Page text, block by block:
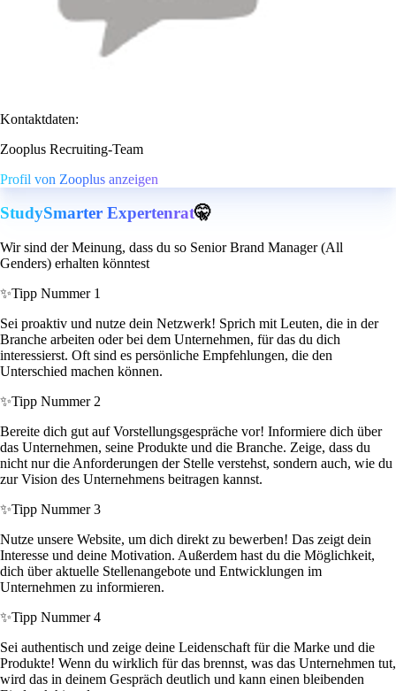
Kontaktdaten:
Zooplus Recruiting-Team
Profil von Zooplus anzeigen
StudySmarter Expertenrat🤫
Wir sind der Meinung, dass du so Senior Brand Manager (All
Genders) erhalten könntest
✨Tipp Nummer 1
Sei proaktiv und nutze dein Netzwerk! Sprich mit Leuten, die in der
Branche arbeiten oder bei dem Unternehmen, für das du dich
interessierst. Oft sind es persönliche Empfehlungen, die den
Unterschied machen können.
✨Tipp Nummer 2
Bereite dich gut auf Vorstellungsgespräche vor! Informiere dich über
das Unternehmen, seine Produkte und die Branche. Zeige, dass du
nicht nur die Anforderungen der Stelle verstehst, sondern auch, wie du
zur Vision des Unternehmens beitragen kannst.
✨Tipp Nummer 3
Nutze unsere Website, um dich direkt zu bewerben! Das zeigt dein
Interesse und deine Motivation. Außerdem hast du die Möglichkeit,
dich über aktuelle Stellenangebote und Entwicklungen im
Unternehmen zu informieren.
✨Tipp Nummer 4
Sei authentisch und zeige deine Leidenschaft für die Marke und die
Produkte! Wenn du wirklich für das brennst, was das Unternehmen tut,
wird das in deinem Gespräch deutlich und kann einen bleibenden